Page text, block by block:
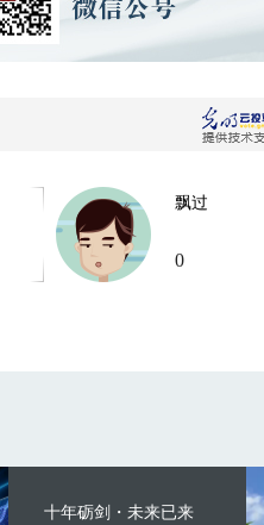
飘过
0
十年砺剑・未来已来